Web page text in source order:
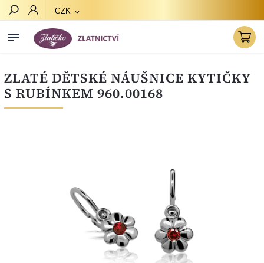
CZK
ZLATÉ DĚTSKÉ NÁUŠNICE KYTIČKY
S RUBÍNKEM 960.00168